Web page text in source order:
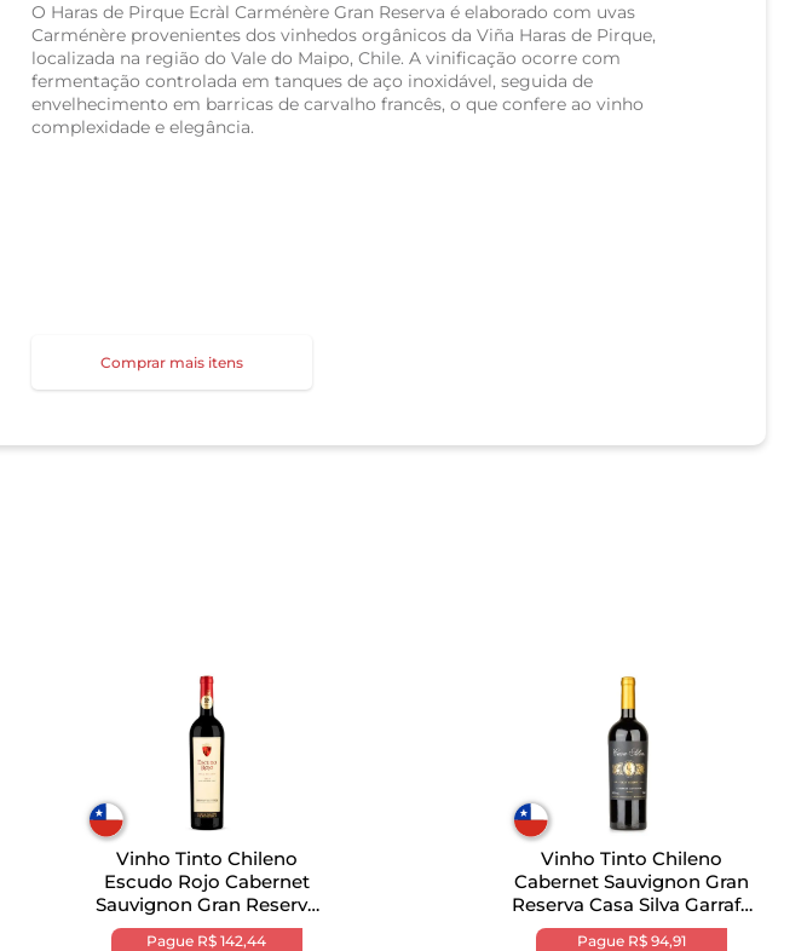
O Haras de Pirque Ecràl Carménère Gran Reserva é elaborado com uvas
Carménère provenientes dos vinhedos orgânicos da Viña Haras de Pirque,
localizada na região do Vale do Maipo, Chile. A vinificação ocorre com
fermentação controlada em tanques de aço inoxidável, seguida de
envelhecimento em barricas de carvalho francês, o que confere ao vinho
complexidade e elegância.
Comprar mais itens
Vinho Tinto Chileno
Escudo Rojo Cabernet
Sauvignon Gran Reserva
750ml
Pague R$ 142,44
Vinho Tinto Chileno
Cabernet Sauvignon Gran
Reserva Casa Silva Garrafa
750ml
Pague R$ 94,91